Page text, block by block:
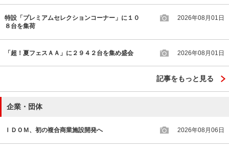
特設「プレミアムセレクションコーナー」に１０
８台を集荷
2026年08月01日
「超！夏フェスＡＡ」に２９４２台を集め盛会 2026年08月01日
記事をもっと見る
企業・団体
ＩＤＯＭ、初の複合商業施設開発へ 2026年08月06日